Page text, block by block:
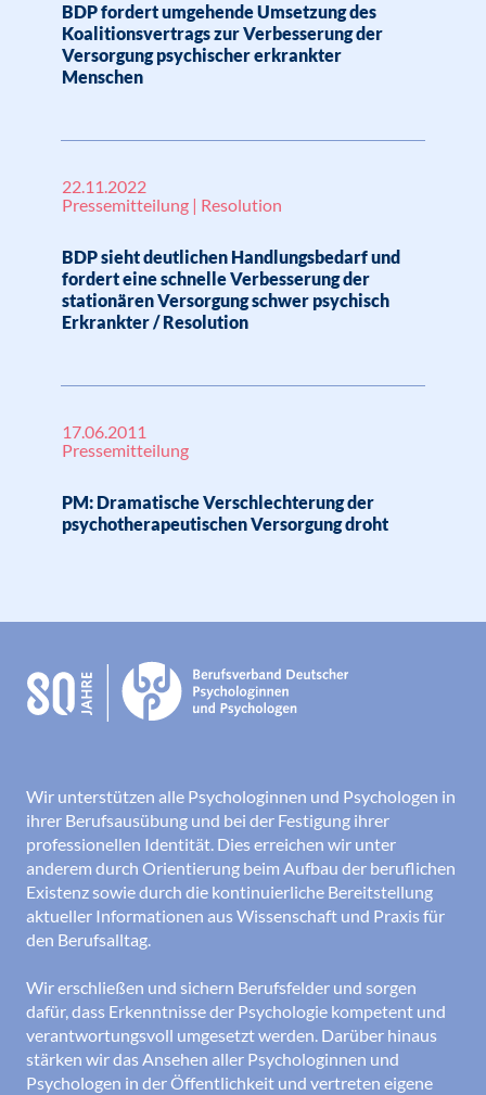
BDP fordert umgehende Umsetzung des
Koalitionsvertrags zur Verbesserung der
Versorgung psychischer erkrankter
Menschen
22.11.2022
Pressemitteilung | Resolution
BDP sieht deutlichen Handlungsbedarf und
fordert eine schnelle Verbesserung der
stationären Versorgung schwer psychisch
Erkrankter / Resolution
17.06.2011
Pressemitteilung
PM: Dramatische Verschlechterung der
psychotherapeutischen Versorgung droht
Wir unterstützen alle Psychologinnen und Psychologen in
ihrer Berufsausübung und bei der Festigung ihrer
professionellen Identität. Dies erreichen wir unter
anderem durch Orientierung beim Aufbau der beruflichen
Existenz sowie durch die kontinuierliche Bereitstellung
aktueller Informationen aus Wissenschaft und Praxis für
den Berufsalltag.
Wir erschließen und sichern Berufsfelder und sorgen
dafür, dass Erkenntnisse der Psychologie kompetent und
verantwortungsvoll umgesetzt werden. Darüber hinaus
stärken wir das Ansehen aller Psychologinnen und
Psychologen in der Öffentlichkeit und vertreten eigene